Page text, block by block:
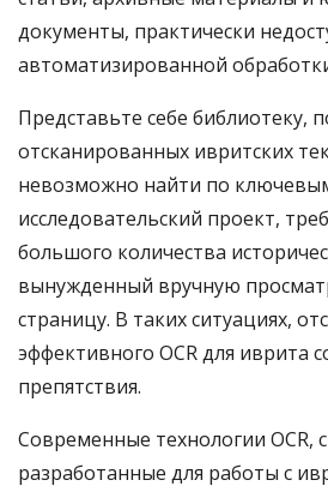
документы, практически
автоматизированной
Представьте себе библиотеку,
отсканированных ивритских
невозможно найти по
исследовательский проект,
большого количества
вынужденный вручную
страницу. В таких ситуациях,
эффективного OCR для иврита
препятствия.
Современные технологии OCR,
разработанные для работы с